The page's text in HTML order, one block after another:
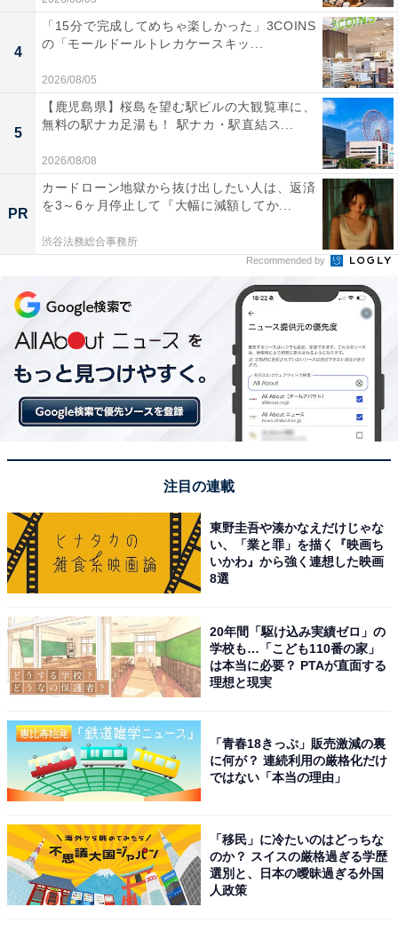
4
「15分で完成してめちゃ楽しかった」3COINS
の「モールドールトレカケースキッ...
2026/08/05
5
【鹿児島県】桜島を望む駅ビルの大観覧車に、
無料の駅ナカ足湯も！ 駅ナカ・駅直結ス...
2026/08/08
PR
カードローン地獄から抜け出したい人は、返済
を3～6ヶ月停止して『大幅に減額してか...
渋谷法務総合事務所
Recommended by
注目の連載
東野圭吾や湊かなえだけじゃな
い、「業と罪」を描く『映画ち
いかわ』から強く連想した映画
8選
20年間「駆け込み実績ゼロ」の
学校も…「こども110番の家」
は本当に必要？ PTAが直面する
理想と現実
「青春18きっぷ」販売激減の裏
に何が？ 連続利用の厳格化だけ
ではない「本当の理由」
「移民」に冷たいのはどっちな
のか？ スイスの厳格過ぎる学歴
選別と、日本の曖昧過ぎる外国
人政策